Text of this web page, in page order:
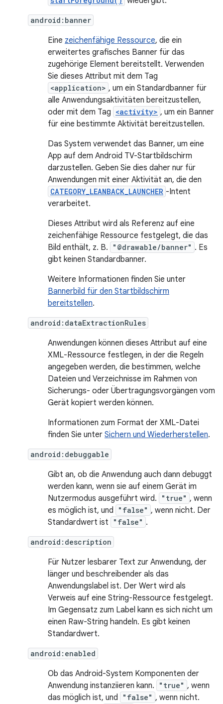
android:banner
Eine zeichenfähige Ressource, die ein
erweitertes grafisches Banner für das
zugehörige Element bereitstellt. Verwenden
Sie dieses Attribut mit dem Tag
<application> , um ein Standardbanner für
alle Anwendungsaktivitäten bereitzustellen,
oder mit dem Tag <activity> , um ein Banner
für eine bestimmte Aktivität bereitzustellen.
Das System verwendet das Banner, um eine
App auf dem Android TV-Startbildschirm
darzustellen. Geben Sie dies daher nur für
Anwendungen mit einer Aktivität an, die den
CATEGORY_LEANBACK_LAUNCHER -Intent
verarbeitet.
Dieses Attribut wird als Referenz auf eine
zeichenfähige Ressource festgelegt, die das
Bild enthält, z. B.
"@drawable/banner" . Es
gibt keinen Standardbanner.
Weitere Informationen finden Sie unter
Bannerbild für den Startbildschirm
bereitstellen.
android:dataExtractionRules
Anwendungen können dieses Attribut auf eine
XML-Ressource festlegen, in der die Regeln
angegeben werden, die bestimmen, welche
Dateien und Verzeichnisse im Rahmen von
Sicherungs- oder Übertragungsvorgängen vom
Gerät kopiert werden können.
Informationen zum Format der XML-Datei
finden Sie unter Sichern und Wiederherstellen.
android:debuggable
Gibt an, ob die Anwendung auch dann debuggt
werden kann, wenn sie auf einem Gerät im
Nutzermodus ausgeführt wird.
"true" , wenn
es möglich ist, und
"false" , wenn nicht. Der
Standardwert ist
"false" .
android:description
Für Nutzer lesbarer Text zur Anwendung, der
länger und beschreibender als das
Anwendungslabel ist. Der Wert wird als
Verweis auf eine String-Ressource festgelegt.
Im Gegensatz zum Label kann es sich nicht um
einen Raw-String handeln. Es gibt keinen
Standardwert.
android:enabled
Ob das Android-System Komponenten der
Anwendung instanziieren kann.
"true" , wenn
das möglich ist, und
"false" , wenn nicht.